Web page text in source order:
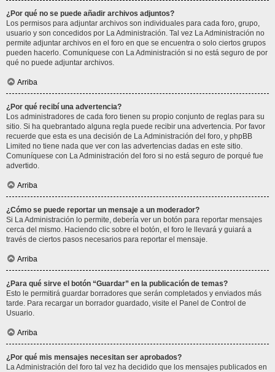
¿Por qué no se puede añadir archivos adjuntos?
Los permisos para adjuntar archivos son individuales para cada foro, grupo,
usuario y son concedidos por La Administración. Tal vez La Administración no
permite adjuntar archivos en el foro en que se encuentra o solo ciertos grupos
pueden hacerlo. Comuníquese con La Administración si no está seguro de por
qué no puede adjuntar archivos.
Arriba
¿Por qué recibí una advertencia?
Los administradores de cada foro tienen su propio conjunto de reglas para su
sitio. Si ha quebrantado alguna regla puede recibir una advertencia. Por favor
recuerde que esta es una decisión de La Administración del foro, y phpBB
Limited no tiene nada que ver con las advertencias dadas en este sitio.
Comuníquese con La Administración del foro si no está seguro de porqué fue
advertido.
Arriba
¿Cómo se puede reportar un mensaje a un moderador?
Si La Administración lo permite, debería ver un botón para reportar mensajes
cerca del mismo. Haciendo clic sobre el botón, el foro le llevará y guiará a
través de ciertos pasos necesarios para reportar el mensaje.
Arriba
¿Para qué sirve el botón “Guardar” en la publicación de temas?
Esto le permitirá guardar borradores que serán completados y enviados más
tarde. Para recargar un borrador guardado, visite el Panel de Control de
Usuario.
Arriba
¿Por qué mis mensajes necesitan ser aprobados?
La Administración del foro tal vez ha decidido que los mensajes publicados en